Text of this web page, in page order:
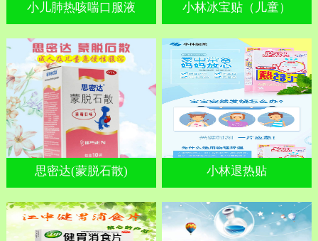
小儿肺热咳喘口服液 小林冰宝贴（儿童）
思密达(蒙脱石散) 小林退热贴